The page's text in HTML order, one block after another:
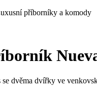
příborníky a komody